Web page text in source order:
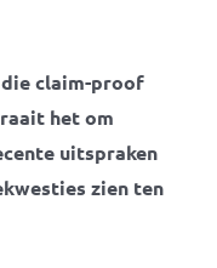
claim-proof
het om
uitspraken
zien ten